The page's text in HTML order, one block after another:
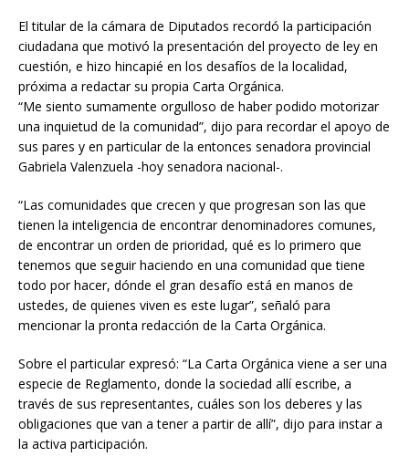
El titular de la cámara de Diputados recordó la participación
ciudadana que motivó la presentación del proyecto de ley en
cuestión, e hizo hincapié en los desafíos de la localidad,
próxima a redactar su propia Carta Orgánica.
“Me siento sumamente orgulloso de haber podido motorizar
una inquietud de la comunidad”, dijo para recordar el apoyo de
sus pares y en particular de la entonces senadora provincial
Gabriela Valenzuela -hoy senadora nacional-.
“Las comunidades que crecen y que progresan son las que
tienen la inteligencia de encontrar denominadores comunes,
de encontrar un orden de prioridad, qué es lo primero que
tenemos que seguir haciendo en una comunidad que tiene
todo por hacer, dónde el gran desafío está en manos de
ustedes, de quienes viven es este lugar”, señaló para
mencionar la pronta redacción de la Carta Orgánica.
Sobre el particular expresó: “La Carta Orgánica viene a ser una
especie de Reglamento, donde la sociedad allí escribe, a
través de sus representantes, cuáles son los deberes y las
obligaciones que van a tener a partir de allí”, dijo para instar a
la activa participación.